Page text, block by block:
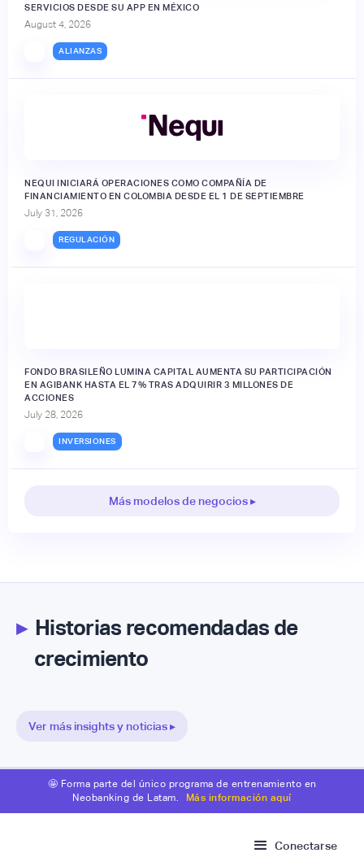
SERVICIOS DESDE SU APP EN MÉXICO
August 4, 2026
ALIANZAS
NEQUI INICIARÁ OPERACIONES COMO COMPAÑÍA DE
FINANCIAMIENTO EN COLOMBIA DESDE EL 1 DE SEPTIEMBRE
July 31, 2026
REGULACIÓN
FONDO BRASILEÑO LUMINA CAPITAL AUMENTA SU PARTICIPACIÓN
EN AGIBANK HASTA EL 7% TRAS ADQUIRIR 3 MILLONES DE
ACCIONES
July 28, 2026
INVERSIONES
Más modelos de negocios ▸
▸Historias recomendadas de
crecimiento
Ver más insights y noticias ▸
🤩 Forma parte del único programa de entrenamiento en
Neobanking de Latam.
Más información aquí
Conectarse